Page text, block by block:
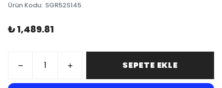
Ürün Kodu: SGR52S145
₺ 1,489.81
SEPETE EKLE